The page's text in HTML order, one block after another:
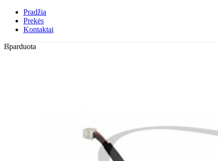
Pradžia
Prekės
Kontaktai
Išparduota